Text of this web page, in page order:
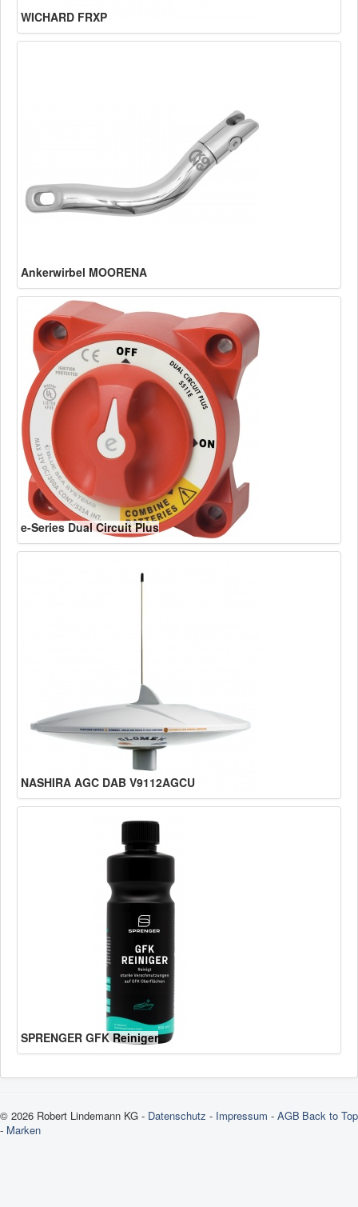
WICHARD FRXP
Ankerwirbel MOORENA
e-Series Dual Circuit Plus
NASHIRA AGC DAB V9112AGCU
SPRENGER GFK Reiniger
Back to Top
© 2026 Robert Lindemann KG - Datenschutz - Impressum - AGB
- Marken